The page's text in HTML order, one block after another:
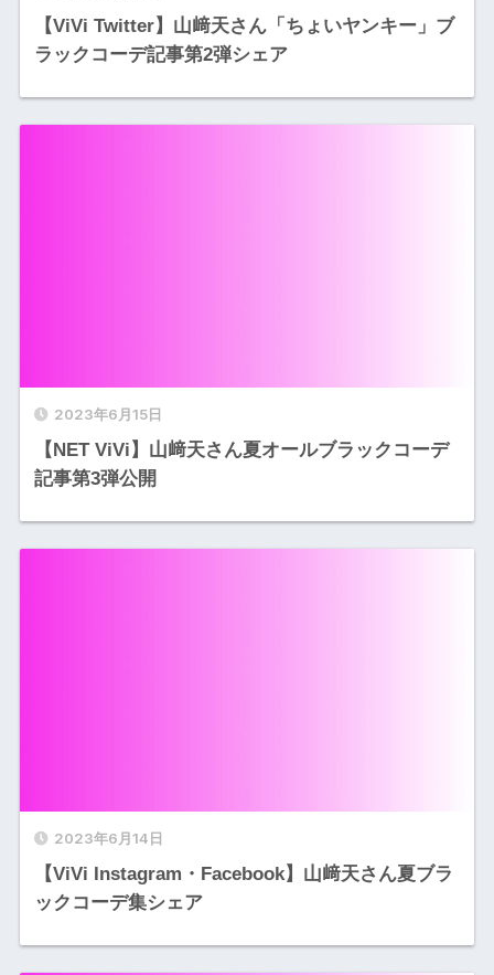
【ViVi Twitter】山﨑天さん「ちょいヤンキー」ブ
ラックコーデ記事第2弾シェア
2023年6月15日
【NET ViVi】山﨑天さん夏オールブラックコーデ
記事第3弾公開
2023年6月14日
【ViVi Instagram・Facebook】山﨑天さん夏ブラ
ックコーデ集シェア